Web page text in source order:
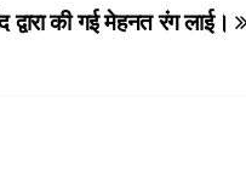
द्वारा की गई मेहनत रंग लाई।